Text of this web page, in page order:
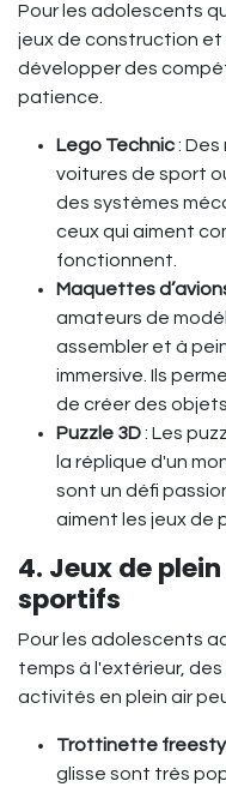
Pour les adolescents
jeux de construction
développer des
patience.
Lego Technic:
voitures de sport
des systèmes
ceux qui aiment
fonctionnent.
Maquettes
amateurs de
assembler et à
immersive. Ils
de créer des
Puzzle 3D: Les
la réplique d'un
sont un défi
aiment les jeux de
4. Jeux de
sportifs
Pour les adolescents
temps à l'extérieur,
activités en plein air
Trottinette
glisse sont très